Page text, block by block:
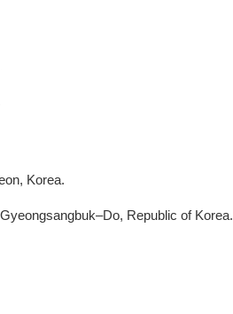
Korea.
Republic of Korea.